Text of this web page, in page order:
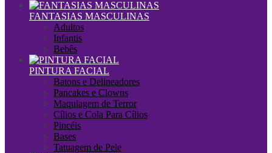
FANTASIAS MASCULINAS
Adultos
Infantis
Bebês
PINTURA FACIAL
Batons e Delineadores
Pancakes e Clowns
Maquiagem de Terror
Cílios e Cola Para Cílios
Pincéis
Bases
Tatuagem de Pele